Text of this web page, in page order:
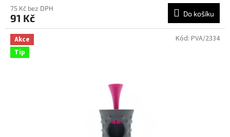
75 Kč bez DPH
91 Kč Do košíku
Akce
Tip
Kód: PVA/2334